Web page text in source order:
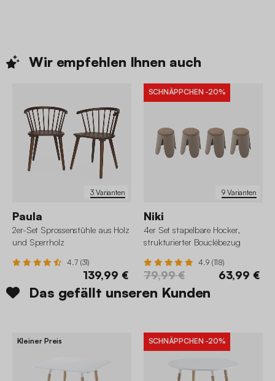
Wir empfehlen Ihnen auch
3 Varianten
Paula
2er-Set Sprossenstühle aus Holz
und Sperrholz
4.7 (31)
139,99 €
9 Varianten
SCHNÄPPCHEN -20%
Niki
4er Set stapelbare Hocker,
strukturierter Bouclébezug
4.9 (118)
79,99 € 63,99 €
Das gefällt unseren Kunden
Kleiner Preis SCHNÄPPCHEN -20%